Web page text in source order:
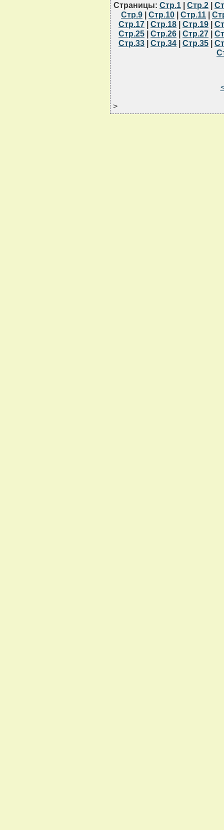
Страницы: Стр.1 | Стр.2 |
Стр.9 | Стр.10 | Стр.11 |
Стр.17 | Стр.18 | Стр.19 |
Стр.25 | Стр.26 | Стр.27 |
Стр.33 | Стр.34 | Стр.35 |
>